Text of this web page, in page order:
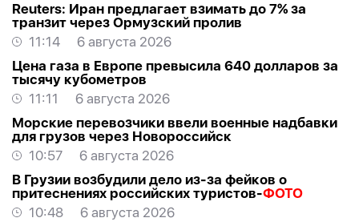
Reuters: Иран предлагает взимать до 7% за
транзит через Ормузский пролив
11:14
6 августа 2026
Цена газа в Европе превысила 640 долларов за
тысячу кубометров
11:11
6 августа 2026
Морские перевозчики ввели военные надбавки
для грузов через Новороссийск
10:57
6 августа 2026
В Грузии возбудили дело из-за фейков о
притеснениях российских туристов-ФОТО
10:48
6 августа 2026